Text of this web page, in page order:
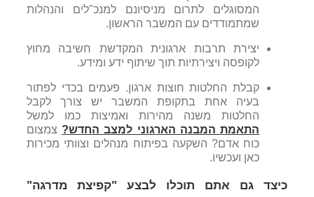
המסוגלים לתרום מניסיונם למנכ"לים והנהלות
שמתמודדים עם המשבר הראשון.
יצירת תרבות ארגונית המקדשת חשיבה מחוץ
לקופסה ויצירתיות תוך שיתוף ידע ומידע.
קבלת החלטות חוצות ארגון. פעמים בכדי לפתור
בעיה אחת בתקופת המשבר יש צורך לקבל
החלטות משנה מהירות ואמיצות כמו למשל
התאמת המבנה הארגוני למצב החדש? צמצום
כוח אדם? השקעה בפיתוח מנהלים וצוותי מכירות
כאן ועכשיו.
כיצד גם אתם תוכלו לבצע "קפיצת מדרגה"